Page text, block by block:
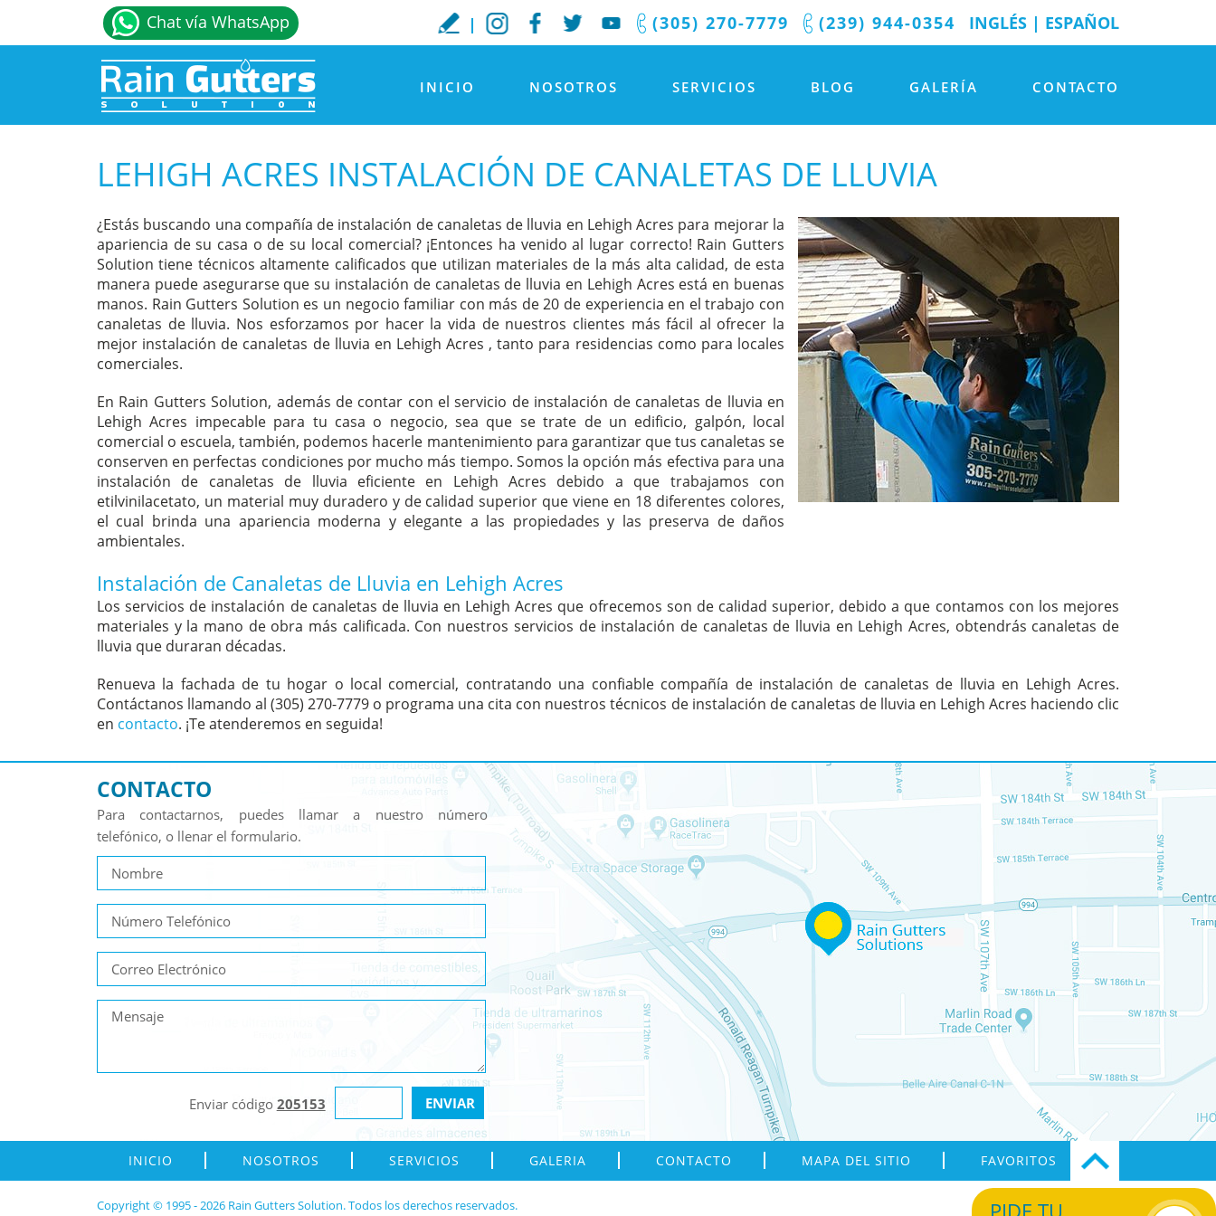
INGLÉS | ESPAÑOL
(239) 944-0354
(305) 270-7779
Chat vía WhatsApp
INICIO NOSOTROS SERVICIOS BLOG GALERÍA CONTACTO
LEHIGH ACRES INSTALACIÓN DE CANALETAS DE LLUVIA
¿Estás buscando una compañía de instalación de canaletas de lluvia en Lehigh Acres para mejorar la
apariencia de su casa o de su local comercial? ¡Entonces ha venido al lugar correcto! Rain Gutters
Solution tiene técnicos altamente calificados que utilizan materiales de la más alta calidad, de esta
manera puede asegurarse que su instalación de canaletas de lluvia en Lehigh Acres está en buenas
manos. Rain Gutters Solution es un negocio familiar con más de 20 de experiencia en el trabajo con
canaletas de lluvia. Nos esforzamos por hacer la vida de nuestros clientes más fácil al ofrecer la
mejor instalación de canaletas de lluvia en Lehigh Acres , tanto para residencias como para locales
comerciales.
En Rain Gutters Solution, además de contar con el servicio de instalación de canaletas de lluvia en
Lehigh Acres impecable para tu casa o negocio, sea que se trate de un edificio, galpón, local
comercial o escuela, también, podemos hacerle mantenimiento para garantizar que tus canaletas se
conserven en perfectas condiciones por mucho más tiempo. Somos la opción más efectiva para una
instalación de canaletas de lluvia eficiente en Lehigh Acres debido a que trabajamos con
etilvinilacetato, un material muy duradero y de calidad superior que viene en 18 diferentes colores,
el cual brinda una apariencia moderna y elegante a las propiedades y las preserva de daños
ambientales.
Instalación de Canaletas de Lluvia en Lehigh Acres
Los servicios de instalación de canaletas de lluvia en Lehigh Acres que ofrecemos son de calidad superior, debido a que contamos con los mejores
materiales y la mano de obra más calificada. Con nuestros servicios de instalación de canaletas de lluvia en Lehigh Acres, obtendrás canaletas de
lluvia que duraran décadas.
Renueva la fachada de tu hogar o local comercial, contratando una confiable compañía de instalación de canaletas de lluvia en Lehigh Acres.
Contáctanos llamando al (305) 270-7779 o programa una cita con nuestros técnicos de instalación de canaletas de lluvia en Lehigh Acres haciendo clic
en contacto. ¡Te atenderemos en seguida!
PIDE TU
CONTACTO
Para contactarnos, puedes llamar a nuestro número
telefónico, o llenar el formulario.
Enviar código 205153
INICIO NOSOTROS SERVICIOS GALERIA CONTACTO MAPA DEL SITIO FAVORITOS
Copyright © 1995 - 2026 Rain Gutters Solution. Todos los derechos reservados.